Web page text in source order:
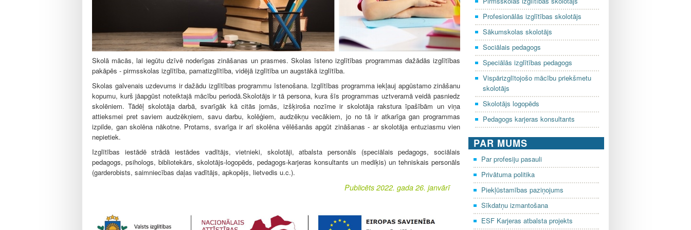
Skolā mācās, lai iegūtu dzīvē noderīgas zināšanas un prasmes. Skolas īsteno izglītības programmas dažādās izglītības
pakāpēs - pirmsskolas izglītība, pamatizglītība, vidējā izglītība un augstākā izglītība.
Skolas galvenais uzdevums ir dažādu izglītības programmu īstenošana. Izglītības programma iekļauj apgūstamo zināšanu
kopumu, kurš jāapgūst noteiktajā mācību periodā.Skolotājs ir tā persona, kura šīs programmas uztveramā veidā pasniedz
skolēniem. Tādēļ skolotāja darbā, svarīgāk kā citās jomās, izšķiroša nozīme ir skolotāja rakstura īpašībām un viņa
attieksmei pret saviem audzēkņiem, savu darbu, kolēģiem, audzēkņu vecākiem, jo no tā ir atkarīga gan programmas
izpilde, gan skolēna nākotne. Protams, svarīga ir arī skolēna vēlēšanās apgūt zināšanas - ar skolotāja entuziasmu vien
nepietiek.
Izglītības iestādē strādā iestādes vadītājs, vietnieki, skolotāji, atbalsta personāls (speciālais pedagogs, sociālais
pedagogs, psihologs, bibliotekārs, skolotājs-logopēds, pedagogs-karjeras konsultants un mediķis) un tehniskais personāls
(garderobists, saimniecības daļas vadītājs, apkopējs, lietvedis u.c.).
Publicēts 2022. gada 26. janvārī
Profesionālās izglītības skolotājs
Sākumskolas skolotājs
Sociālais pedagogs
Speciālās izglītības pedagogs
Vispārizglītojošo mācību priekšmetu
skolotājs
Skolotājs logopēds
Pedagogs karjeras konsultants
PAR MUMS
Par profesiju pasauli
Privātuma politika
Piekļūstamības paziņojums
Sīkdatņu izmantošana
ESF Karjeras atbalsta projekts